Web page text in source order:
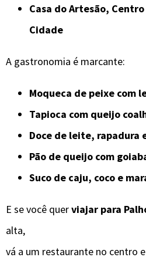
Casa do Artesão,
Cidade
A gastronomia é marcante:
Moqueca de peixe com
Tapioca com queijo
Doce de leite, rapadura
Pão de queijo com
Suco de caju, coco e
E se você querviajar para
alta,
vá a um restaurante no centro